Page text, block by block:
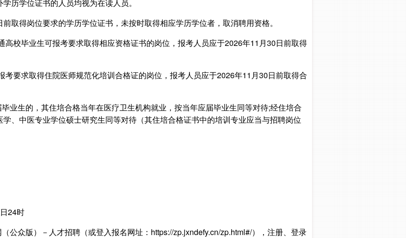
历学位证书的人员均视为在读人员。
取得岗位要求的学历学位证书，未按时取得相应学历学位者，取消聘用资格。
校毕业生可报考要求取得相应资格证书的岗位，报考人员应于2026年11月30日前取得
要求取得住院医师规范化培训合格证的岗位，报考人员应于2026年11月30日前取得合
业生的，其住培合格当年在医疗卫生机构就业，按当年应届毕业生同等对待;经住培合
、中医专业学位硕士研究生同等对待（其住培合格证书中的培训专业应当与招聘岗位
24时
公众版）－人才招聘（或登入报名网址：https://zp.jxndefy.cn/zp.html#/），注册、登录